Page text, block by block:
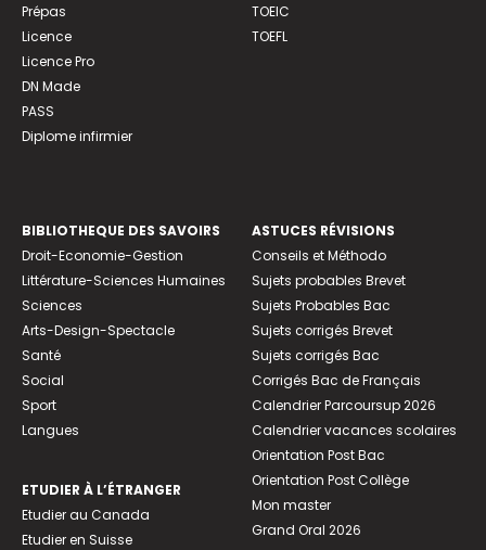
Prépas
Licence
Licence Pro
DN Made
PASS
Diplome infirmier
TOEIC
TOEFL
BIBLIOTHEQUE DES SAVOIRS
Droit-Economie-Gestion
Littérature-Sciences Humaines
Sciences
Arts-Design-Spectacle
Santé
Social
Sport
Langues
ETUDIER À L’ÉTRANGER
Etudier au Canada
Etudier en Suisse
ASTUCES RÉVISIONS
Conseils et Méthodo
Sujets probables Brevet
Sujets Probables Bac
Sujets corrigés Brevet
Sujets corrigés Bac
Corrigés Bac de Français
Calendrier Parcoursup 2026
Calendrier vacances scolaires
Orientation Post Bac
Orientation Post Collège
Mon master
Grand Oral 2026